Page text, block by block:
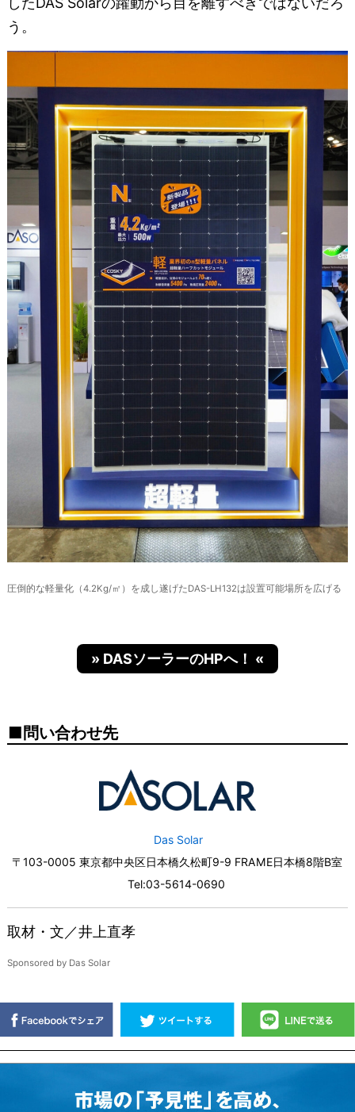
う。
圧倒的な軽量化（4.2Kg/㎡）を成し遂げたDAS-LH132は設置可能場所を広げる
» DASソーラーのHPへ！ «
問い合わせ先
Das Solar
〒103-0005 東京都中央区日本橋久松町9-9 FRAME日本橋8階B室
Tel:03-5614-0690
取材・文／井上直孝
Sponsored by Das Solar